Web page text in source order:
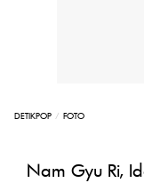
DETIKPOP FOTO
Nam Gyu Ri,